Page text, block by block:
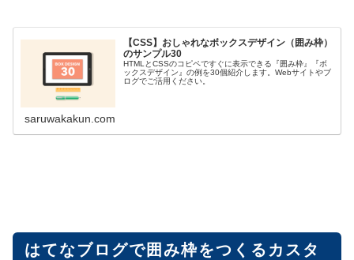
【CSS】おしゃれなボックスデザイン（囲み枠）
のサンプル30
HTMLとCSSのコピペですぐに表示できる『囲み枠』『ボ
ックスデザイン』の例を30個紹介します。Webサイトやブ
ログでご活用ください。
saruwakakun.com
はてなブログで囲み枠をつくるカスタ